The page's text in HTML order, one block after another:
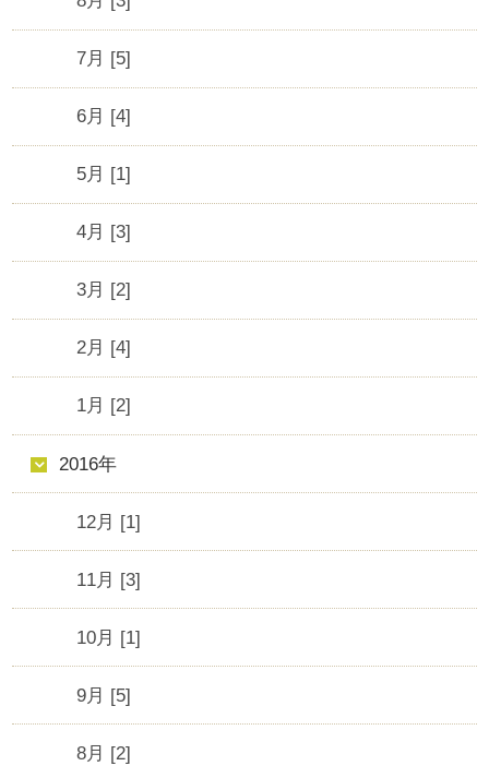
7月 [5]
6月 [4]
5月 [1]
4月 [3]
3月 [2]
2月 [4]
1月 [2]
2016年
12月 [1]
11月 [3]
10月 [1]
9月 [5]
8月 [2]